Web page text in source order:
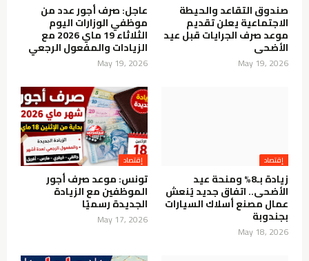
صندوق التقاعد والحيطة
الاجتماعية يعلن تقديم
موعد صرف الجرايات قبل عيد
الأضحى
May 19, 2026
عاجل: صرف أجور عدد من
موظفي الوزارات اليوم
الثلاثاء 19 ماي 2026 مع
الزيادات والمفعول الرجعي
May 19, 2026
إقتصاد
زيادة بـ8% ومنحة عيد
الأضحى.. اتفاق جديد يُنعش
عمال مصنع أسلاك السيارات
بجندوبة
May 18, 2026
إقتصاد
تونس: موعد صرف أجور
الموظفين مع الزيادة
الجديدة رسميًا
May 17, 2026